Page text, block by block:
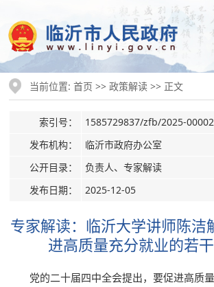
当前位置:首页 >>政策解读 >> 正文
索引号：
1585729837/zfb/2025-
发布机构：
临沂市政府办公室
公开目录：
负责人、专家解读
发布日期：
2025-12-05
专家解读：临沂大学讲师陈洁
进高质量充分就业的若干
党的二十届四中全会提出，要促进高质